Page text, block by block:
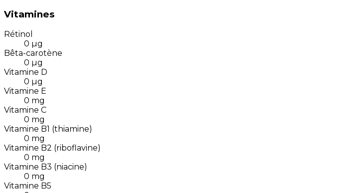
Vitamines
Rétinol
0 µg
Bêta-carotène
0 µg
Vitamine D
0 µg
Vitamine E
0 mg
Vitamine C
0 mg
Vitamine B1 (thiamine)
0 mg
Vitamine B2 (riboflavine)
0 mg
Vitamine B3 (niacine)
0 mg
Vitamine B5